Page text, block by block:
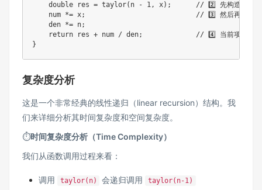
double res = taylor(n - 1, x);      // 2️⃣ 先构造前面所
num *= x;                           // 3️⃣ 然后再更新
    den *= n;
    return res + num / den;             // 4️⃣ 当前项加进去
复杂度分析
这是一个非常经典的线性递归（linear recursion）结构。我
们来详细分析其时间复杂度和空间复杂度。
⏱️时间复杂度分析（Time Complexity）
我们从函数调用过程来看：
调用 taylor(n) 会递归调用 taylor(n-1)